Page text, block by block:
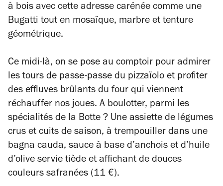
à bois avec cette adresse carénée comme une
Bugatti tout en mosaïque, marbre et tenture
géométrique.
Ce midi-là, on se pose au comptoir pour admirer
les tours de passe-passe du pizzaïolo et profiter
des effluves brûlants du four qui viennent
réchauffer nos joues. A boulotter, parmi les
spécialités de la Botte ? Une assiette de légumes
crus et cuits de saison, à trempouiller dans une
bagna cauda, sauce à base d’anchois et d’huile
d’olive servie tiède et affichant de douces
couleurs safranées (11 €).